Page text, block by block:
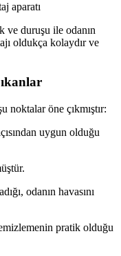
aparatı
ve duruşu ile odanın
oldukça kolaydır ve
noktalar öne çıkmıştır:
uygun olduğu
odanın havasını
pratik olduğu